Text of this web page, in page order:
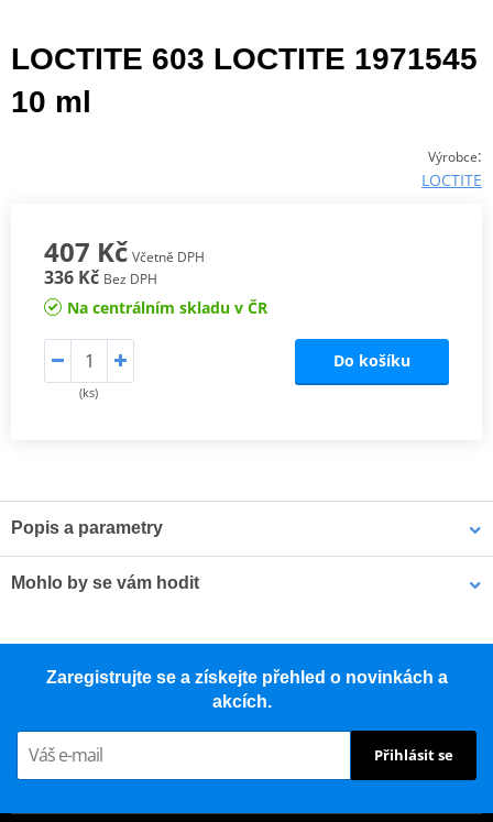
LOCTITE 603 LOCTITE 1971545
10 ml
Výrobce:
LOCTITE
407 Kč Včetně DPH
336 Kč Bez DPH
Na centrálním skladu v ČR
(ks)
Do košíku
Popis a parametry
lepení lisovaných válcových dílů, zejména pro lisovaná ložiska a
za nepřítomnosti vzduchu mezi lisovanými kovovými plochami a
vysokou toleranci vůči oleji.
PDF Catalog
PDF Technické informace
PDF Bezpečnostní list
Mohlo by se vám hodit
Zaregistrujte se a získejte přehled o novinkách a
akcích.
Přihlásit se